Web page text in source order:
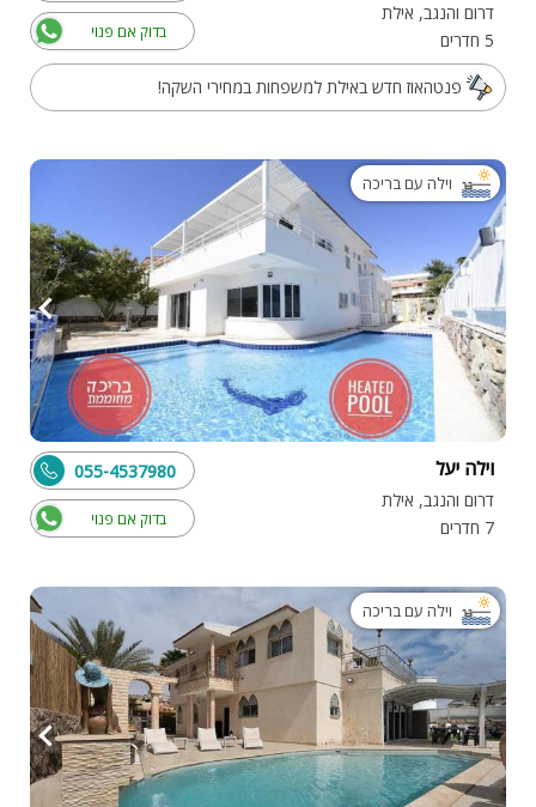
דרום והנגב, אילת
5 חדרים
בדוק אם פנוי
פנטהאוז חדש באילת למשפחות במחירי השקה!
וילה עם בריכה
וילה יעל
דרום והנגב, אילת
7 חדרים
בדוק אם פנוי
055-4537980
וילה עם בריכה